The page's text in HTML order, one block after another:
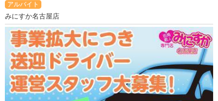
アルバイト
みにすか名古屋店